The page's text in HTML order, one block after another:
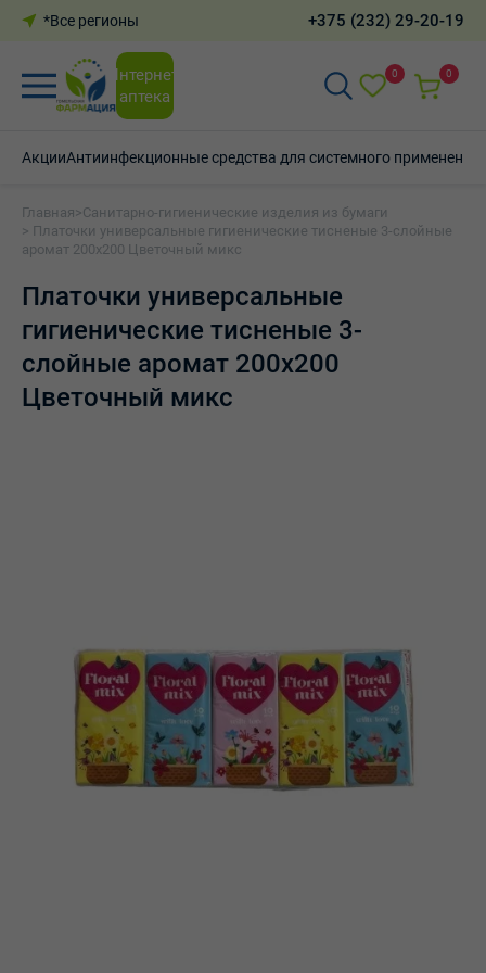
*Все регионы +375 (232) 29-20-19
Интернет-
аптека
0 0
АкцииАнтиинфекционные средства для системного применения
Главная >Санитарно-гигиенические изделия из бумаги
> Платочки универсальные гигиенические тисненые 3-слойные
аромат 200х200 Цветочный микс
Платочки универсальные
гигиенические тисненые 3-
слойные аромат 200х200
Цветочный микс